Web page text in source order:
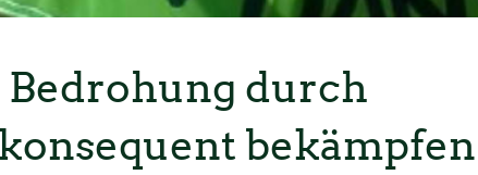
durch
bekämpfen